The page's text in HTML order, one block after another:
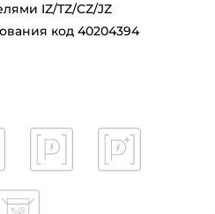
IZ/TZ/CZ/JZ
код 40204394